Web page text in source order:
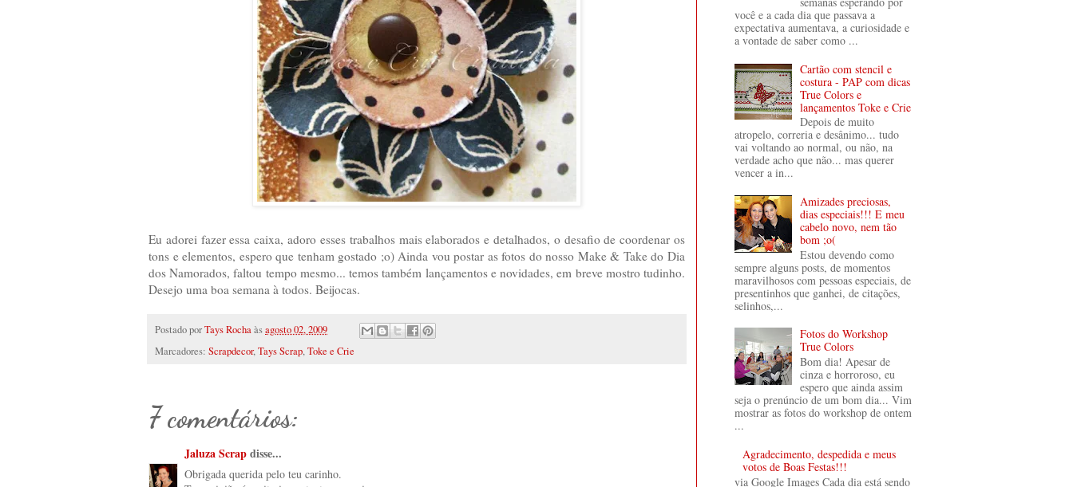
Eu adorei fazer essa caixa, adoro esses trabalhos mais elaborados e detalhados, o desafio de coordenar os
tons e elementos, espero que tenham gostado ;o) Ainda vou postar as fotos do nosso Make & Take do Dia
dos Namorados, faltou tempo mesmo... temos também lançamentos e novidades, em breve mostro tudinho.
Desejo uma boa semana à todos. Beijocas.
Postado porTays Rochaàsagosto 02, 2009
Marcadores: Scrapdecor,Tays Scrap,Toke e Crie
7 comentários:
Jaluza Scrapdisse...
Obrigada querida pelo teu carinho.
você e a cada dia que passava a
expectativa aumentava, a curiosidade e
a vontade de saber como ...
Cartão com stencil e
costura - PAP com dicas
True Colors e
lançamentos Toke e Crie
Depois de muito
atropelo, correria e desânimo... tudo
vai voltando ao normal, ou não, na
verdade acho que não... mas querer
vencer a in...
Amizades preciosas,
dias especiais!!! E meu
cabelo novo, nem tão
bom ;o(
Estou devendo como
sempre alguns posts, de momentos
maravilhosos com pessoas especiais, de
presentinhos que ganhei, de citações,
selinhos,...
Fotos do Workshop
True Colors
Bom dia! Apesar de
cinza e horroroso, eu
espero que ainda assim
seja o prenúncio de um bom dia... Vim
mostrar as fotos do workshop de ontem
...
Agradecimento, despedida e meus
votos de Boas Festas!!!
via Google Images Cada dia está sendo